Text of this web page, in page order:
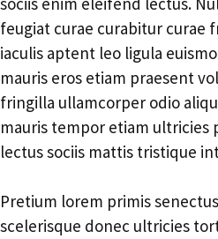
feugiat curae curabitur curae
iaculis aptent leo ligula
mauris eros etiam praesent
fringilla ullamcorper odio
mauris tempor etiam ultricies
lectus sociis mattis tristique
Pretium lorem primis
scelerisque donec ultricies